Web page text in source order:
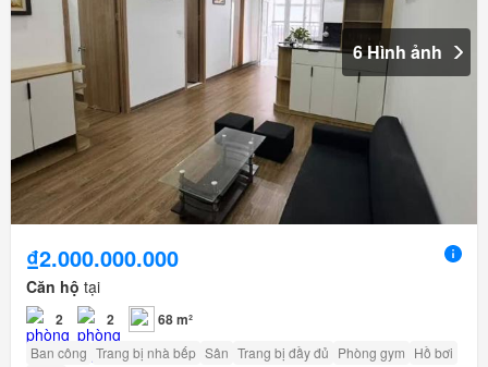
6 Hình ảnh
₫2.000.000.000
Căn hộ tại
2 2 68 m²
Ban công Trang bị nhà bếp Sân Trang bị đầy đủ Phòng gym Hồ bơi